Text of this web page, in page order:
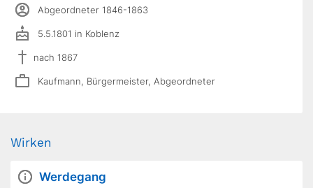
Abgeordneter 1846-1863
5.5.1801 in Koblenz
nach 1867
Kaufmann, Bürgermeister, Abgeordneter
Wirken
Werdegang